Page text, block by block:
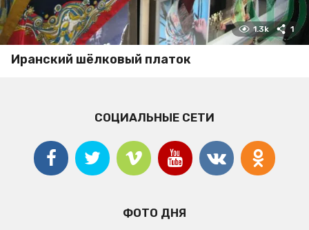
1.3k 1
Иранский шёлковый платок
СОЦИАЛЬНЫЕ СЕТИ
ФОТО ДНЯ